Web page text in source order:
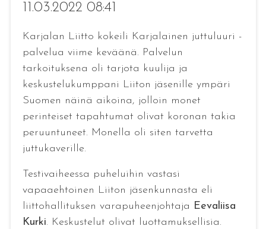
11.03.2022 08:41
Karjalan Liitto kokeili Karjalainen juttuluuri -
palvelua viime keväänä. Palvelun
tarkoituksena oli tarjota kuulija ja
keskustelukumppani Liiton jäsenille ympäri
Suomen näinä aikoina, jolloin monet
perinteiset tapahtumat olivat koronan takia
peruuntuneet. Monella oli siten tarvetta
juttukaverille.
Testivaiheessa puheluihin vastasi
vapaaehtoinen Liiton jäsenkunnasta eli
liittohallituksen varapuheenjohtaja Eevaliisa
Kurki. Keskustelut olivat luottamuksellisia.